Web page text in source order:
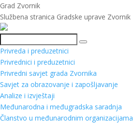
Grad Zvornik
Službena stranica Gradske uprave Zvornik
Pretraga
Privreda i preduzetnici
Privrednici i preduzetnici
Privredni savjet grada Zvornika
Savjet za obrazovanje i zapošljavanje
Analize i izvještaji
Međunarodna i međugradska saradnja
Članstvo u međunarodnim organizacijama